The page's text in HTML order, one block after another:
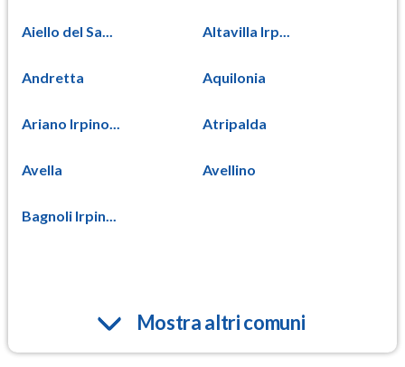
Aiello del Sa... Altavilla Irp...
Andretta Aquilonia
Ariano Irpino... Atripalda
Avella Avellino
Bagnoli Irpin...
Mostra altri comuni